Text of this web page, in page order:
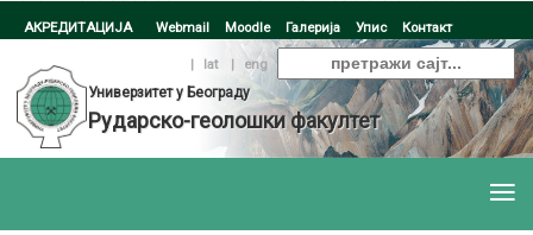
АКРЕДИТАЦИЈА Webmail Moodle Галерија Упис Контакт
| lat |
eng
Универзитет у Београду
Рударско-геолошки факултет